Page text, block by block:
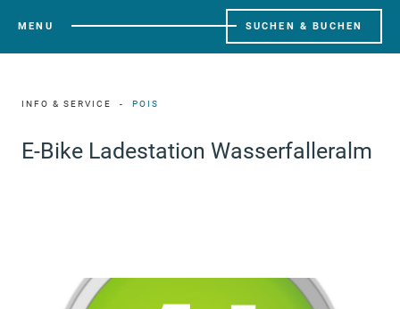
MENU SUCHEN & BUCHEN
INFO & SERVICE POIS
E-Bike Ladestation Wasserfalleralm